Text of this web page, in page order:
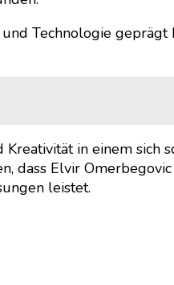
Technologie
in einem sich
Elvir
leistet.